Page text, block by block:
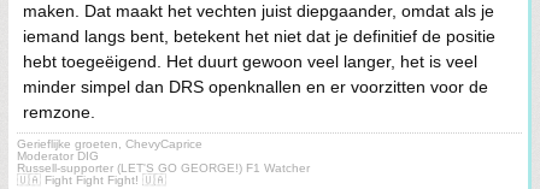
maken. Dat maakt het vechten juist diepgaander, omdat als je
iemand langs bent, betekent het niet dat je definitief de positie
hebt toegeëigend. Het duurt gewoon veel langer, het is veel
minder simpel dan DRS openknallen en er voorzitten voor de
remzone.
Gerieflijke groeten, ChevyCaprice
Moderator DIG
Russell-supporter (LET'S GO GEORGE!) F1 Watcher
🇺🇦 Fight Fight Fight! 🇺🇦